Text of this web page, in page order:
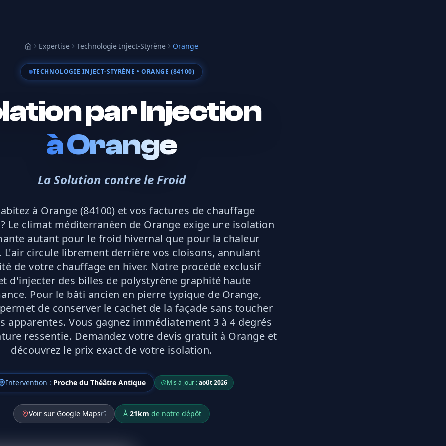
AccueilExpertise Technologie Inject-Styrène Orange
TECHNOLOGIE INJECT-STYRÈNE • ORANGE (84100)
par Injection
àOrange
La Solution contre le Froid
à Orange (84100) et vos factures de chauffage
Le climat méditerranéen de Orange exige une isolation
autant pour le froid hivernal que pour la chaleur
L'air circule librement derrière vos cloisons, annulant
de votre chauffage en hiver. Notre procédé exclusif
d'injecter des billes de polystyrène graphité haute
Pour le bâti ancien en pierre typique de Orange,
de conserver le cachet de la façade sans toucher
apparentes. Vous gagnez immédiatement 3 à 4 degrés
ressentie. Demandez votre devis gratuit à Orange et
découvrez le prix exact de votre isolation.
Intervention : Proche du Théâtre Antique Mis à jour :août 2026
Voir sur Google Maps À 21km de notre dépôt